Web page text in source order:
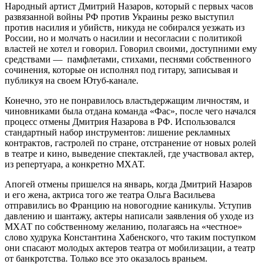
Народный артист Дмитрий Назаров, который с первых часов
развязанной войны РФ против Украины резко выступил
против насилия и убийств, никуда не собирался уезжать из
России, но и молчать о насилии и несогласии с политикой
властей не хотел и говорил. Говорил своими, доступними ему
средствами — памфлетами, стихами, песнями собственного
сочинения, которые он исполнял под гитару, записывая и
публикуя на своем Ютуб-канале.
Конечно, это не понравилось властьдержащим личностям, и
чиновниками была отдана команда «Фас», после чего начался
процесс отмены Дмитрия Назарова в РФ. Использовался
стандартный набор инструментов: лишение рекламных
контрактов, гастролей по стране, отстранение от новых ролей
в театре и кино, выведение спектаклей, где участвовал актер,
из репертуара, а конкретно МХАТ.
Апогей отмены пришелся на январь, когда Дмитрий Назаров
и его жена, актриса того же театра Ольга Васильева
отправились во Францию на новогодние каникулы. Уступив
давлению и шантажу, актеры написали заявления об уходе из
МХАТ по собственному желанию, полагаясь на «честное»
слово худрука Константина Хабенского, что таким поступком
они спасают молодых актеров театра от мобилизации, а театр
от банкротства. Только все это оказалось враньем.